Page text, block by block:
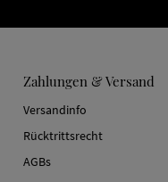
Zahlungen & Versand
Versandinfo
Rücktrittsrecht
AGBs